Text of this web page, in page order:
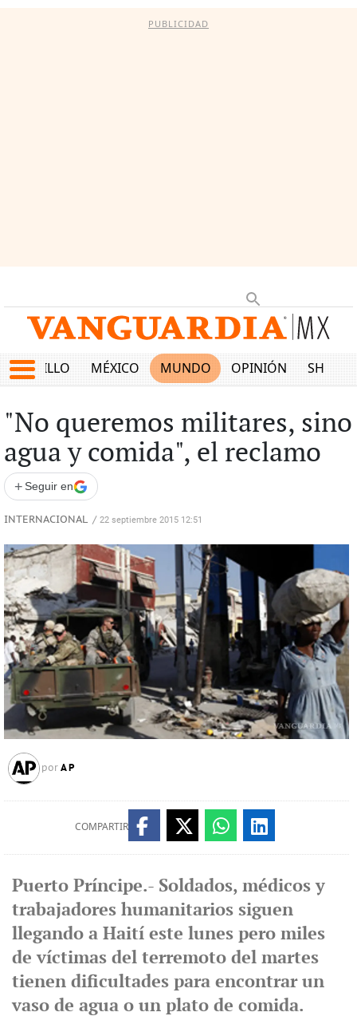
PUBLICIDAD
SALTILLO MÉXICO MUNDO OPINIÓN SHOW
"No queremos militares, sino
agua y comida", el reclamo
+ Seguir en
INTERNACIONAL / 22 septiembre 2015 12:51
por AP
COMPARTIR
Puerto Príncipe.- Soldados, médicos y
trabajadores humanitarios siguen
llegando a Haití este lunes pero miles
de víctimas del terremoto del martes
tienen dificultades para encontrar un
vaso de agua o un plato de comida.